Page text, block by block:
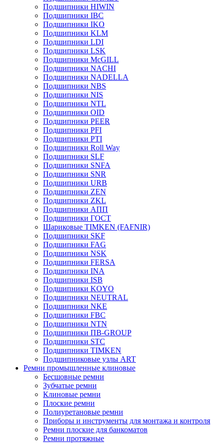
Подшипники HIWIN
Подшипники IBC
Подшипники IKO
Подшипники KLM
Подшипники LDI
Подшипники LSK
Подшипники McGILL
Подшипники NACHI
Подшипники NADELLA
Подшипники NBS
Подшипники NIS
Подшипники NTL
Подшипники OID
Подшипники PEER
Подшипники PFI
Подшипники PTI
Подшипники Roll Way
Подшипники SLF
Подшипники SNFA
Подшипники SNR
Подшипники URB
Подшипники ZEN
Подшипники ZKL
Подшипники АПП
Подшипники ГОСТ
Шариковые ТІMKEN (FAFNIR)
Подшипники SKF
Подшипники FAG
Подшипники NSK
Подшипники FERSA
Подшипники INA
Подшипники ISB
Подшипники KOYO
Подшипники NEUTRAL
Подшипники NKE
Подшипники FBC
Подшипники NTN
Подшипники ПВ-GROUP
Подшипники STC
Подшипники TIMKEN
Подшипниковые узлы ART
Ремни промышленные клиновые
Бесшовные ремни
Зубчатые ремни
Клиновые ремни
Плоские ремни
Полиуретановые ремни
Приборы и инструменты для монтажа и контроля
Ремни плоские для банкоматов
Ремни протяжные